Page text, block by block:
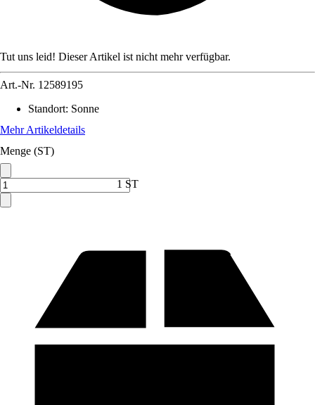
Tut uns leid! Dieser Artikel ist nicht mehr verfügbar.
Art.-Nr. 12589195
Standort: Sonne
Mehr Artikeldetails
Menge (ST)
1 ST